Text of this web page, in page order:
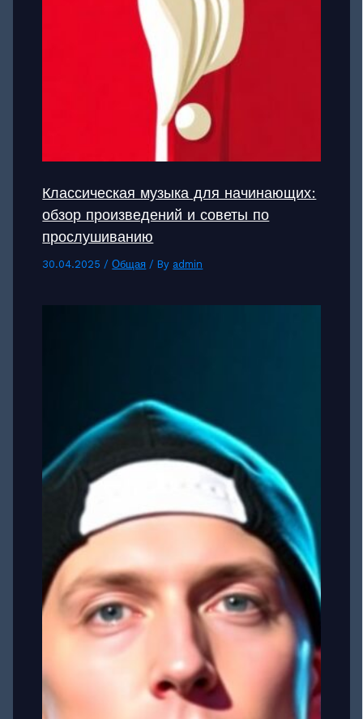
Классическая музыка для начинающих:
обзор произведений и советы по
прослушиванию
30.04.2025/Общая / By admin